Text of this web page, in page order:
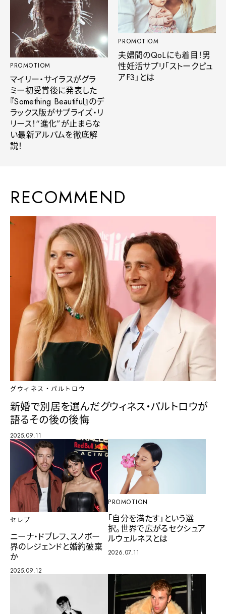
PROMOTIOM
マイリー・サイラスがグラ
ミー初受賞後に発表した
『Something Beautiful』のデ
ラックス版がサプライズ・リ
リース！“進化”が止まらな
い最新アルバムを徹底解
説！
PROMOTIOM
夫婦間のQoLにも着目！男
性妊活サプリ「ストークピュ
アF3」とは
RECOMMEND
グウィネス・パルトロウ
新婚で別居を選んだグウィネス・パルトロウが
語るその後の後悔
2025.09.11
セレブ
ニーナ・ドブレフ、スノボー
界のレジェンドと婚約破棄
か
2025.09.12
PROMOTION
「自分を満たす」という選
択。世界で広がるセクシュア
ルウェルネスとは
2026.07.11